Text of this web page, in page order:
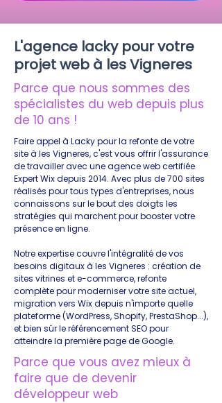
L'agence lacky pour votre
projet web à les Vigneres
Parce que nous sommes des
spécialistes du web depuis plus
de 10 ans !
Faire appel à Lacky pour la refonte de votre
site à les Vigneres, c'est vous offrir l'assurance
de travailler avec une agence web certifiée
Expert Wix depuis 2014. Avec plus de 700 sites
réalisés pour tous types d'entreprises, nous
connaissons sur le bout des doigts les
stratégies qui marchent pour booster votre
présence en ligne.
Notre expertise couvre l'intégralité de vos
besoins digitaux à les Vigneres : création de
sites vitrines et e-commerce, refonte
complète pour moderniser votre site actuel,
migration vers Wix depuis n'importe quelle
plateforme (WordPress, Shopify, PrestaShop...),
et bien sûr le référencement SEO pour
atteindre la première page de Google.
Parce que vous avez mieux à
faire que de devenir
développeur web